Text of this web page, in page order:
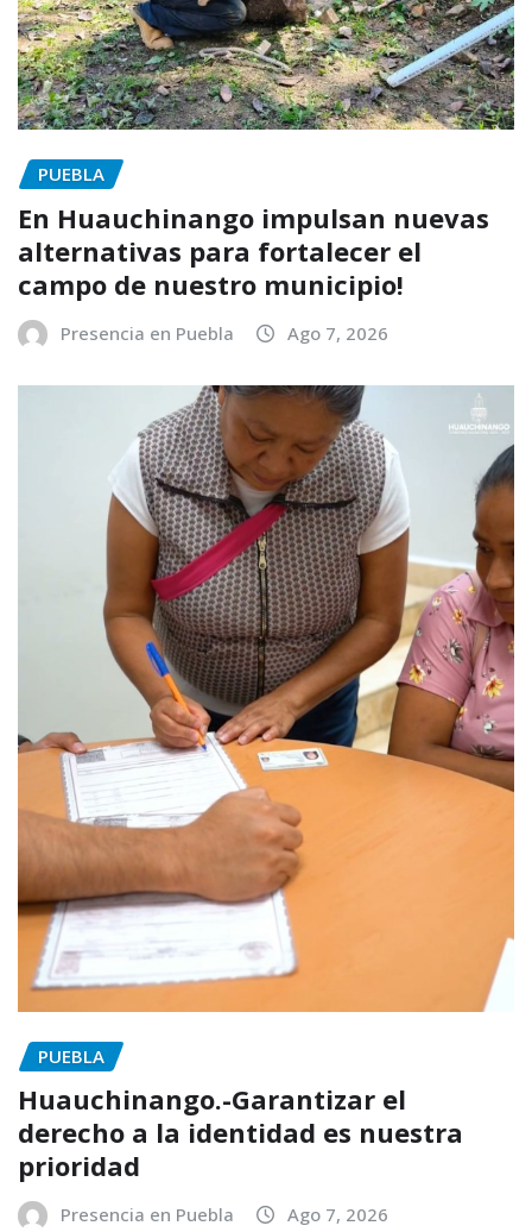
PUEBLA
En Huauchinango impulsan nuevas
alternativas para fortalecer el
campo de nuestro municipio!
Presencia en Puebla Ago 7, 2026
PUEBLA
Huauchinango.-Garantizar el
derecho a la identidad es nuestra
prioridad
Presencia en Puebla Ago 7, 2026